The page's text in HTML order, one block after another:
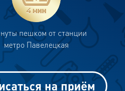
пешком от станции
метро Павелецкая
на приём